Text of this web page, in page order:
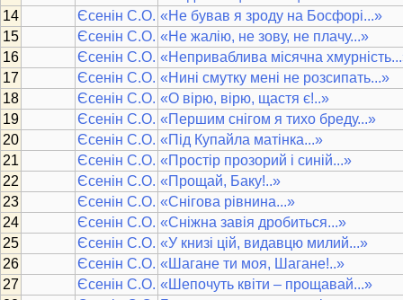
Єсенін С.О. «Не бував я зроду на Босфорі...»
Єсенін С.О. «Не жалію, не зову, не плачу...»
Єсенін С.О. «Неприваблива місячна
Єсенін С.О. «Нині смутку мені не розсипать...»
Єсенін С.О. «О вірю, вірю, щастя є!..»
Єсенін С.О. «Першим снігом я тихо бреду...»
Єсенін С.О. «Під Купайла матінка...»
Єсенін С.О. «Простір прозорий і синій...»
Єсенін С.О. «Прощай, Баку!..»
Єсенін С.О. «Снігова рівнина...»
Єсенін С.О. «Сніжна завія дробиться...»
Єсенін С.О. «У книзі цій, видавцю милий...»
Єсенін С.О. «Шагане ти моя, Шагане!..»
Єсенін С.О. «Шепочуть квіти – прощавай...»